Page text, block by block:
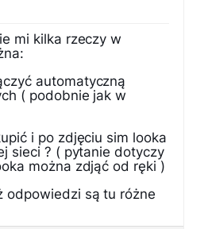
mi kilka rzeczy w
automatyczną
( podobnie jak w
i po zdjęciu sim looka
sieci ? ( pytanie dotyczy
można zdjąć od ręki )
odpowiedzi są tu różne